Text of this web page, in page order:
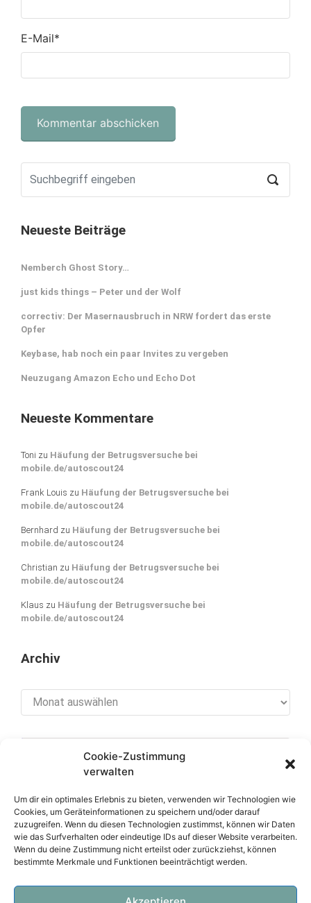
Cookie-Zustimmung
verwalten
Um dir ein optimales Erlebnis zu bieten, verwenden wir Technologien wie
Cookies, um Geräteinformationen zu speichern und/oder darauf
zuzugreifen. Wenn du diesen Technologien zustimmst, können wir Daten
wie das Surfverhalten oder eindeutige IDs auf dieser Website verarbeiten.
Wenn du deine Zustimmung nicht erteilst oder zurückziehst, können
bestimmte Merkmale und Funktionen beeinträchtigt werden.
E-Mail*
Neueste Beiträge
Nemberch Ghost Story…
just kids things – Peter und der Wolf
correctiv: Der Masernausbruch in NRW fordert das erste
Opfer
Keybase, hab noch ein paar Invites zu vergeben
Neuzugang Amazon Echo und Echo Dot
Neueste Kommentare
Toni zu Häufung der Betrugsversuche bei
mobile.de/autoscout24
Frank Louis zu Häufung der Betrugsversuche bei
mobile.de/autoscout24
Bernhard zu Häufung der Betrugsversuche bei
mobile.de/autoscout24
Christian zu Häufung der Betrugsversuche bei
mobile.de/autoscout24
Klaus zu Häufung der Betrugsversuche bei
mobile.de/autoscout24
Archiv
[cookies_revoke]
Über diese Seite
Datenschutzerklärung